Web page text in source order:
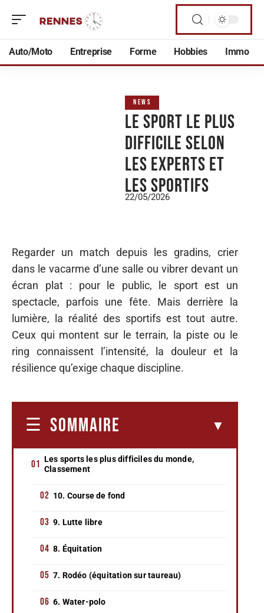
Auto/Moto Entreprise Forme Hobbies Immo
NEWS
Le sport le plus
difficile selon
les experts et
les sportifs
22/05/2026
Regarder un match depuis les gradins, crier
dans le vacarme d’une salle ou vibrer devant un
écran plat : pour le public, le sport est un
spectacle, parfois une fête. Mais derrière la
lumière, la réalité des sportifs est tout autre.
Ceux qui montent sur le terrain, la piste ou le
ring connaissent l’intensité, la douleur et la
résilience qu’exige chaque discipline.
SOMMAIRE
Les sports les plus difficiles du monde,
Classement
10. Course de fond
9. Lutte libre
8. Équitation
7. Rodéo (équitation sur taureau)
6. Water-polo